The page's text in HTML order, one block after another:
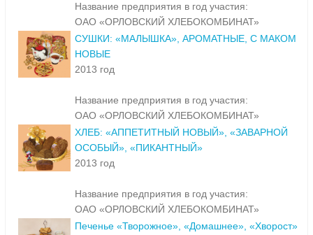
Название предприятия в год участия:
ОАО «ОРЛОВСКИЙ ХЛЕБОКОМБИНАТ»
СУШКИ: «МАЛЫШКА», АРОМАТНЫЕ, С МАКОМ
НОВЫЕ
2013 год
Название предприятия в год участия:
ОАО «ОРЛОВСКИЙ ХЛЕБОКОМБИНАТ»
ХЛЕБ: «АППЕТИТНЫЙ НОВЫЙ», «ЗАВАРНОЙ
ОСОБЫЙ», «ПИКАНТНЫЙ»
2013 год
Название предприятия в год участия:
ОАО «ОРЛОВСКИЙ ХЛЕБОКОМБИНАТ»
Печенье «Творожное», «Домашнее», «Хворост»